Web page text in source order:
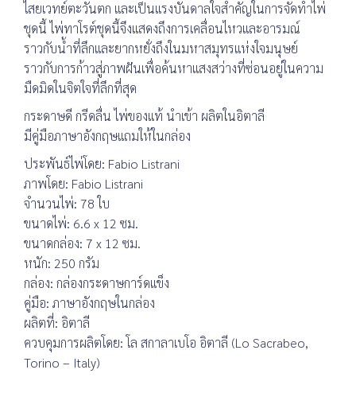
ไสยเวทย์ตะวันตก และเป็นแรงบันดาลใจสำคัญในการจัดทำไพ่
ชุดนี้ ไพ่ทาโรต์ชุดนี้จึงแสดงถึงการเคลื่อนไหวและอารมณ์
ราวกับน้ำที่ลึกและยากหยั่งถึงในมหาสมุทรแห่งใจมนุษย์
ราวกับการก้าวสู่ภาพฝันเพื่อค้นหาแสงสว่างที่ซ่อนอยู่ในความ
มืดมิดในจิตใจที่ลึกที่สุด
กระดาษดี กรีดลื่น ไพ่ของแท้ นำเข้า ผลิตในอิตาลี
มีคู่มือภาษาอังกฤษแถมให้ในกล่อง
ประพันธ์ไพ่โดย: Fabio Listrani
ภาพโดย: Fabio Listrani
จำนวนไพ่: 78 ใบ
ขนาดไพ่: 6.6 x 12 ซม.
ขนาดกล่อง: 7 x 12 ซม.
หนัก: 250 กรัม
กล่อง: กล่องกระดาษการ์ดแข็ง
คู่มือ: ภาษาอังกฤษในกล่อง
ผลิตที่: อิตาลี
ควบคุมการผลิตโดย: โล สกาลาเบโอ อิตาลี (Lo Sacrabeo,
Torino – Italy)